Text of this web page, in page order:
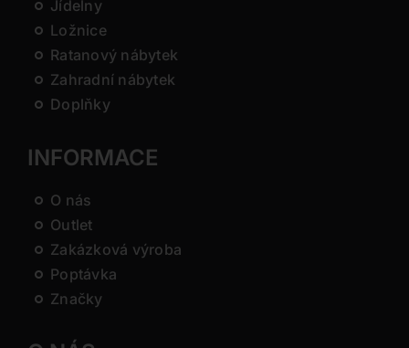
Jídelny
Ložnice
Ratanový nábytek
Zahradní nábytek
Doplňky
INFORMACE
O nás
Outlet
Zakázková výroba
Poptávka
Značky